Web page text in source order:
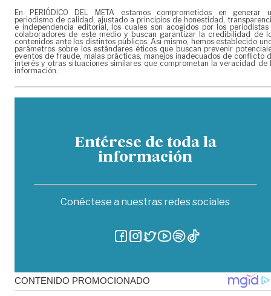
En PERIÓDICO DEL META estamos comprometidos en generar
periodismo de calidad, ajustado a principios de honestidad,
e independencia editorial, los cuales son acogidos por los periodistas
colaboradores de este medio y buscan garantizar la credibilidad de
contenidos ante los distintos públicos. Así mismo, hemos establecido
parámetros sobre los estándares éticos que buscan prevenir
eventos de fraude, malas prácticas, manejos inadecuados de conflicto
interés y otras situaciones similares que comprometan la veracidad de
información.
Entérese de toda la
información
Conéctese a nuestras redes sociales